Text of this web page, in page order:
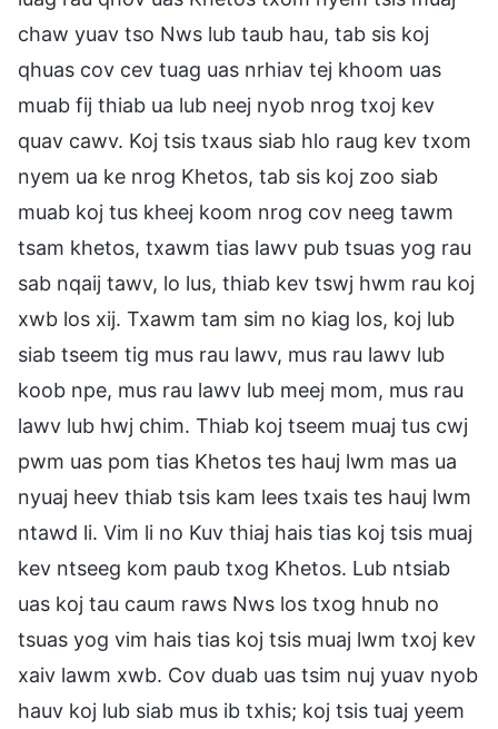
chaw yuav tso Nws lub taub hau, tab sis koj
qhuas cov cev tuag uas nrhiav tej khoom uas
muab fij thiab ua lub neej nyob nrog txoj kev
quav cawv. Koj tsis txaus siab hlo raug kev txom
nyem ua ke nrog Khetos, tab sis koj zoo siab
muab koj tus kheej koom nrog cov neeg tawm
tsam khetos, txawm tias lawv pub tsuas yog rau
sab nqaij tawv, lo lus, thiab kev tswj hwm rau koj
xwb los xij. Txawm tam sim no kiag los, koj lub
siab tseem tig mus rau lawv, mus rau lawv lub
koob npe, mus rau lawv lub meej mom, mus rau
lawv lub hwj chim. Thiab koj tseem muaj tus cwj
pwm uas pom tias Khetos tes hauj lwm mas ua
nyuaj heev thiab tsis kam lees txais tes hauj lwm
ntawd li. Vim li no Kuv thiaj hais tias koj tsis muaj
kev ntseeg kom paub txog Khetos. Lub ntsiab
uas koj tau caum raws Nws los txog hnub no
tsuas yog vim hais tias koj tsis muaj lwm txoj kev
xaiv lawm xwb. Cov duab uas tsim nuj yuav nyob
hauv koj lub siab mus ib txhis; koj tsis tuaj yeem